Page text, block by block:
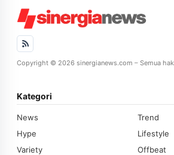
Copyright © 2026 sinergianews.com – Semua
Kategori
News
Trend
Hype
Lifestyle
Variety
Offbeat